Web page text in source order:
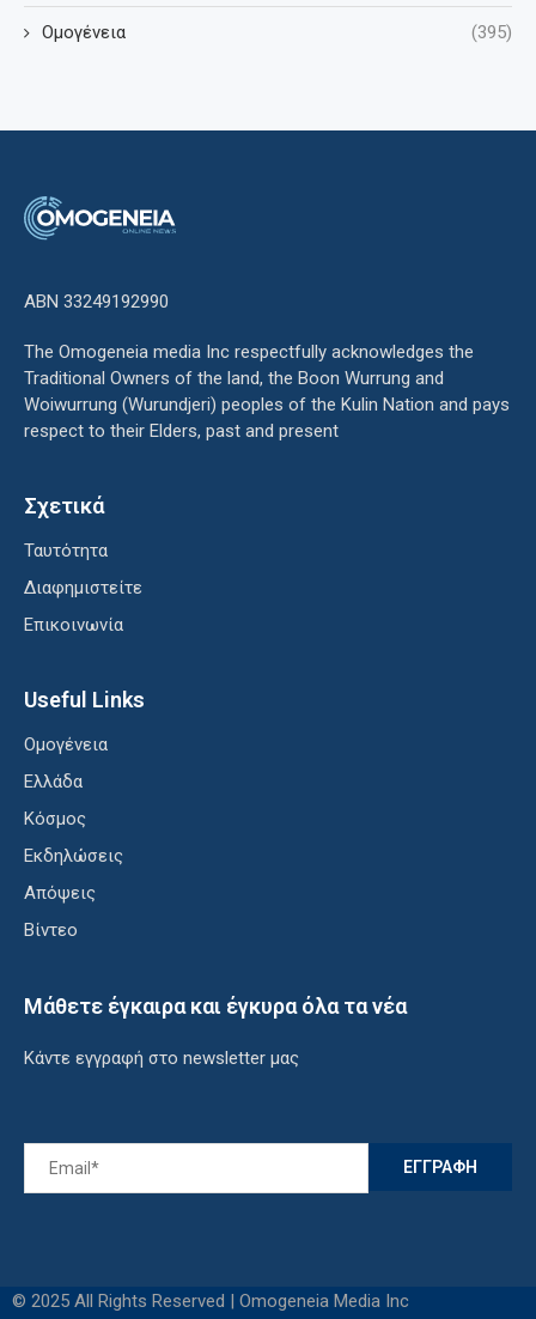
Ομογένεια (395)
ΑΒΝ 33249192990
The Omogeneia media Inc respectfully acknowledges the
Traditional Owners of the land, the Boon Wurrung and
Woiwurrung (Wurundjeri) peoples of the Kulin Nation and pays
respect to their Elders, past and present
Σχετικά
Ταυτότητα
Διαφημιστείτε
Επικοινωνία
Useful Links
Ομογένεια
Ελλάδα
Κόσμος
Εκδηλώσεις
Απόψεις
Βίντεο
Μάθετε έγκαιρα και έγκυρα όλα τα νέα
Κάντε εγγραφή στο newsletter μας
© 2025 All Rights Reserved | Omogeneia Media Inc